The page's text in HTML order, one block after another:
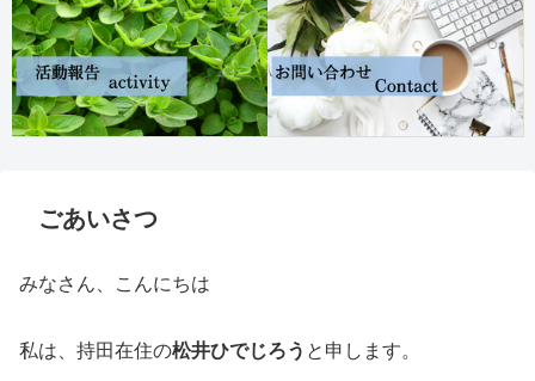
ごあいさつ
みなさん、こんにちは
私は、持田在住の松井ひでじろう と申します。